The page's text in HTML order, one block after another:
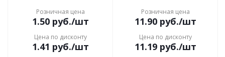
Розничная цена
1.50руб./шт
Цена по дисконту
1.41 руб./шт
Розничная цена
11.90руб./шт
Цена по дисконту
11.19руб./шт